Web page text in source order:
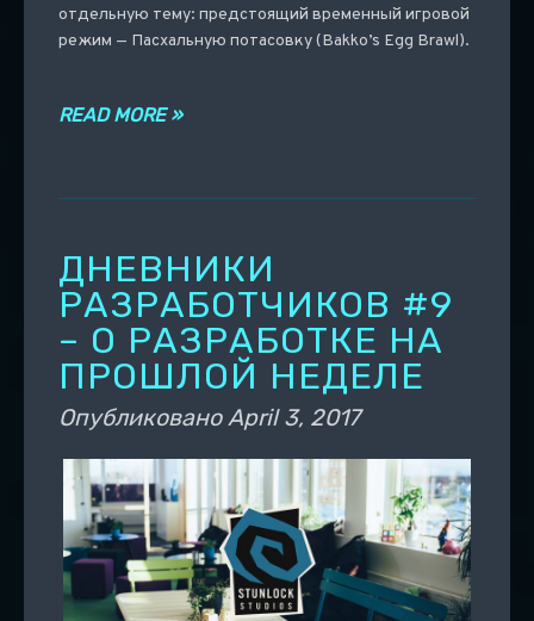
отдельную тему: предстоящий временный игровой
режим — Пасхальную потасовку (Bakko’s Egg Brawl).
READ MORE »
ДНЕВНИКИ
РАЗРАБОТЧИКОВ #9
– О РАЗРАБОТКЕ НА
ПРОШЛОЙ НЕДЕЛЕ
ОпубликованоApril 3, 2017